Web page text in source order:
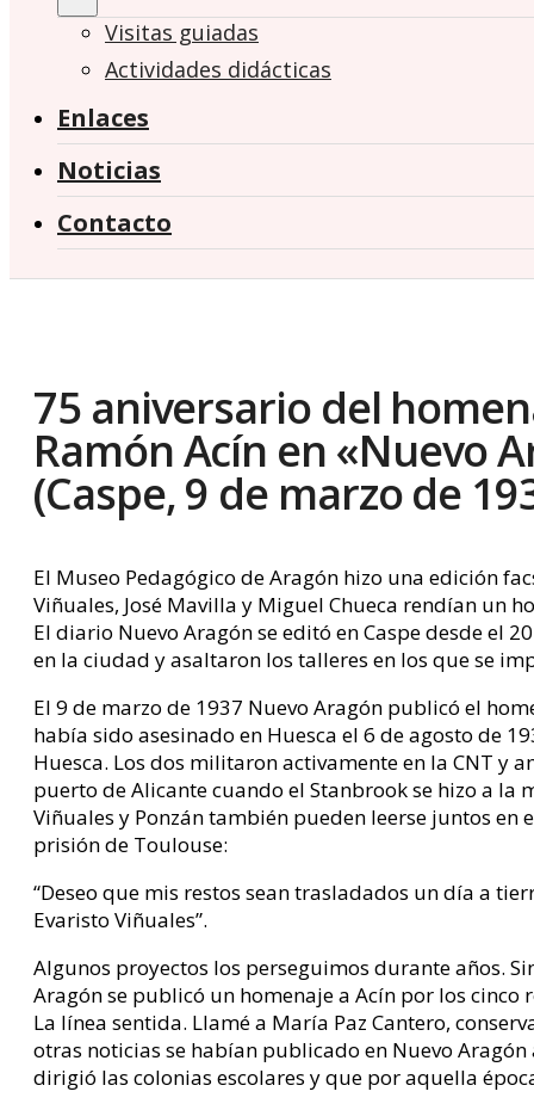
Visitas guiadas
Actividades didácticas
Enlaces
Noticias
Contacto
75 aniversario del
Ramón Acín en «Nuevo
(Caspe, 9 de marzo de
El Museo Pedagógico de Aragón hizo una edición
Viñuales, José Mavilla y Miguel Chueca rendían un
El diario Nuevo Aragón se editó en Caspe desde el
en la ciudad y asaltaron los talleres en los que se
El 9 de marzo de 1937 Nuevo Aragón publicó el
había sido asesinado en Huesca el 6 de agosto de
Huesca. Los dos militaron activamente en la CNT y
puerto de Alicante cuando el Stanbrook se hizo a la
Viñuales y Ponzán también pueden leerse juntos
prisión de Toulouse:
“Deseo que mis restos sean trasladados un día a
Evaristo Viñuales”.
Algunos proyectos los perseguimos durante años.
Aragón se publicó un homenaje a Acín por los cinco
La línea sentida. Llamé a María Paz Cantero,
otras noticias se habían publicado en Nuevo
dirigió las colonias escolares y que por aquella